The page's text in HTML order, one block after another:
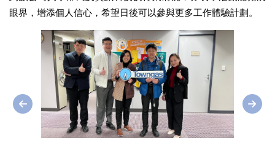
眼界，增添個人信心，希望日後可以參與更多工作體驗計劃。